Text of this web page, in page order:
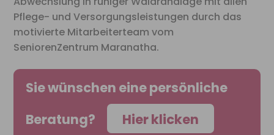
Pflege- und Versorgungsleistungen durch das
motivierte Mitarbeiterteam vom
SeniorenZentrum Maranatha.
Sie wünschen eine persönliche
Beratung?
Hier klicken